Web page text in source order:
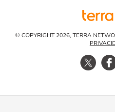
© COPYRIGHT 2026, TERRA